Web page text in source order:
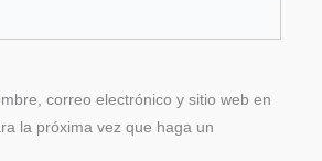
correo electrónico y sitio web en
la próxima vez que haga un